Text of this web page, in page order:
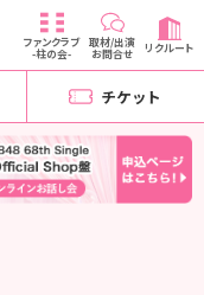
ファンクラブ
-柱の会-
取材/出演
お問合せ リクルート
チケット